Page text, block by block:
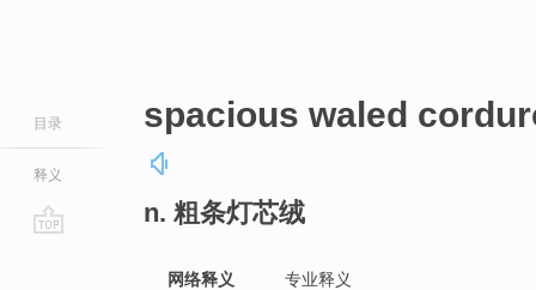
目录
释义
spacious waled
n. 粗条灯芯绒
网络释义 专业释义